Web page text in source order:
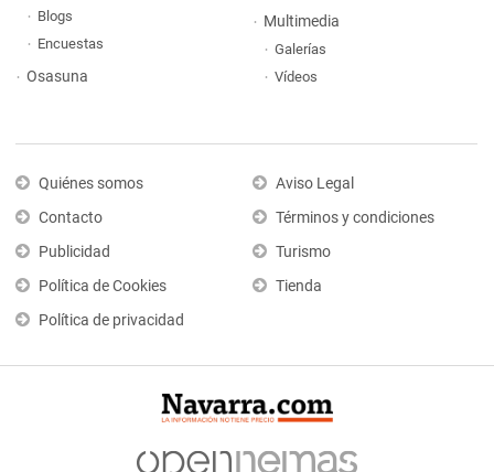
Blogs
Encuestas
Osasuna
Multimedia
Galerías
Vídeos
Quiénes somos
Contacto
Publicidad
Política de Cookies
Política de privacidad
Aviso Legal
Términos y condiciones
Turismo
Tienda